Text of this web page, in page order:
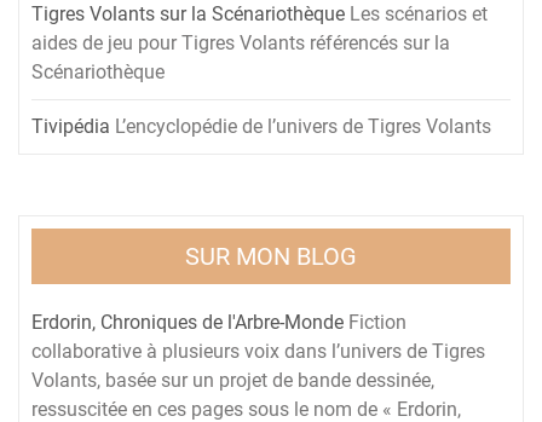
Tigres Volants sur la Scénariothèque Les scénarios et
aides de jeu pour Tigres Volants référencés sur la
Scénariothèque
Tivipédia L’encyclopédie de l’univers de Tigres Volants
SUR MON BLOG
Erdorin, Chroniques de l'Arbre-Monde Fiction
collaborative à plusieurs voix dans l’univers de Tigres
Volants, basée sur un projet de bande dessinée,
ressuscitée en ces pages sous le nom de « Erdorin,